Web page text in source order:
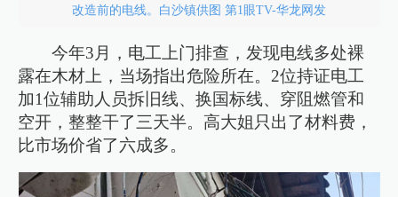
改造前的电线。白沙镇供图 第1眼TV-华龙网发
今年3月，电工上门排查，发现电线多处裸
露在木材上，当场指出危险所在。2位持证电工
加1位辅助人员拆旧线、换国标线、穿阻燃管和
空开，整整干了三天半。高大姐只出了材料费，
比市场价省了六成多。